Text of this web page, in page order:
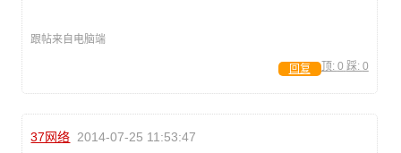
跟帖来自电脑端
顶: 0 踩: 0
回复
37网络 2014-07-25 11:53:47